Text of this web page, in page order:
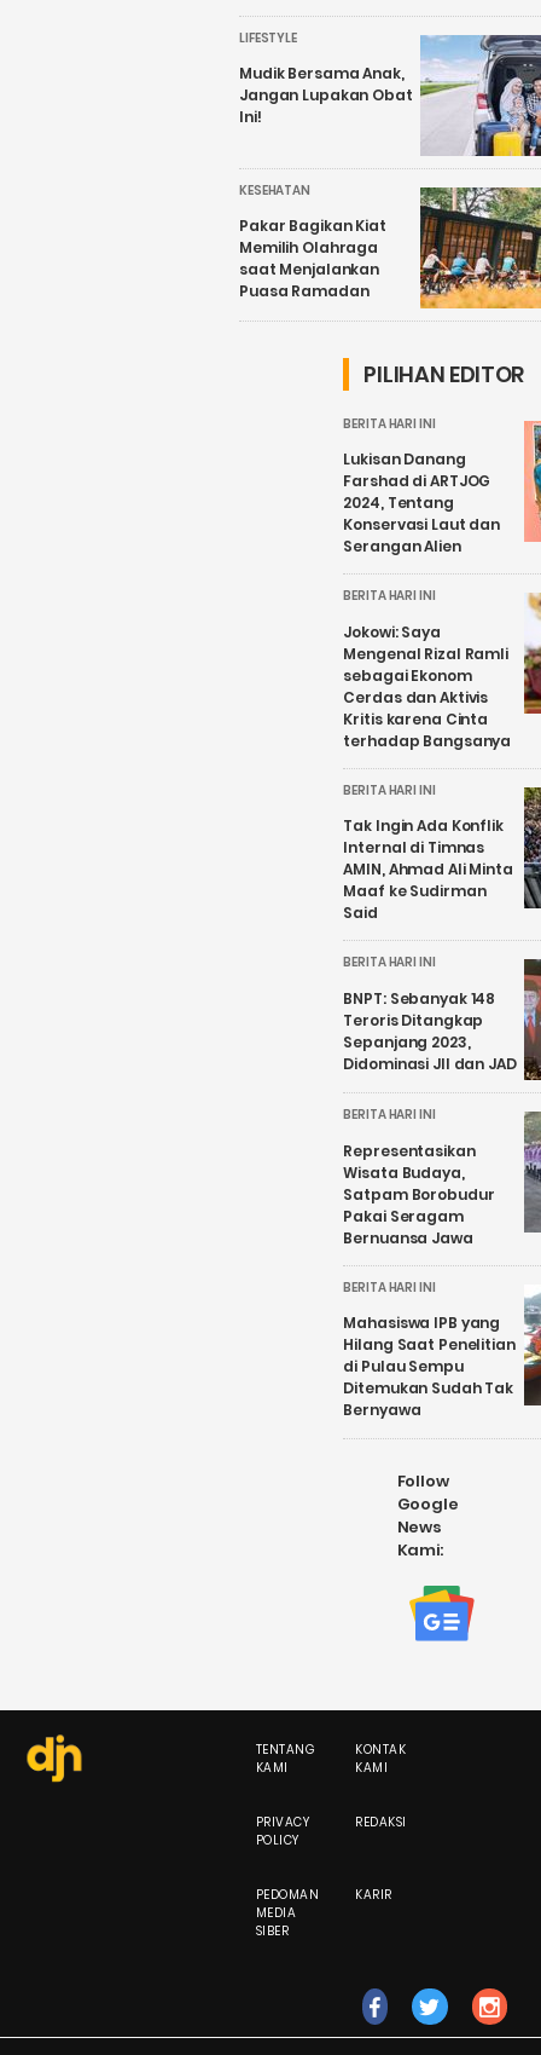
LIFESTYLE
Mudik Bersama Anak,
Jangan Lupakan Obat
Ini!
KESEHATAN
Pakar Bagikan Kiat
Memilih Olahraga
saat Menjalankan
Puasa Ramadan
PILIHAN EDITOR
BERITA HARI INI
Lukisan Danang
Farshad di ARTJOG
2024, Tentang
Konservasi Laut dan
Serangan Alien
BERITA HARI INI
Jokowi: Saya
Mengenal Rizal Ramli
sebagai Ekonom
Cerdas dan Aktivis
Kritis karena Cinta
terhadap Bangsanya
BERITA HARI INI
Tak Ingin Ada Konflik
Internal di Timnas
AMIN, Ahmad Ali Minta
Maaf ke Sudirman
Said
BERITA HARI INI
BNPT: Sebanyak 148
Teroris Ditangkap
Sepanjang 2023,
Didominasi JII dan JAD
BERITA HARI INI
Representasikan
Wisata Budaya,
Satpam Borobudur
Pakai Seragam
Bernuansa Jawa
BERITA HARI INI
Mahasiswa IPB yang
Hilang Saat Penelitian
di Pulau Sempu
Ditemukan Sudah Tak
Bernyawa
Follow
Google
News
Kami:
TENTANG
KAMI
KONTAK
KAMI
PRIVACY
POLICY
REDAKSI
PEDOMAN
MEDIA
SIBER
KARIR